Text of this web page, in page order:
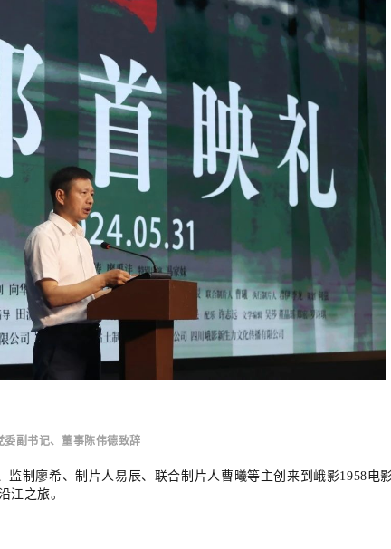
委副书记、董事陈伟德致辞
制廖希、制片人易辰、联合制片人曹曦等主创来到峨影1958电
江之旅。